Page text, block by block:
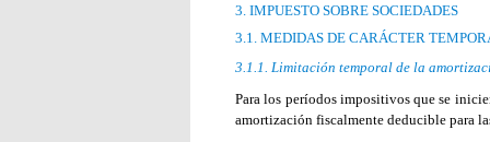
3. IMPUESTO SOBRE SOCIEDADES
3.1. MEDIDAS DE CARÁCTER
3.1.1. Limitación temporal de la
Para los períodos impositivos que se
amortización fiscalmente deducible para